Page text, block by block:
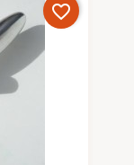
favorite_border